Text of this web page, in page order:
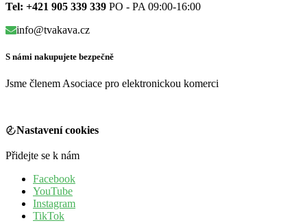
Tel: +421 905 339 339 PO - PA 09:00-16:00
info@tvakava.cz
S námi nakupujete bezpečně
Jsme členem Asociace pro elektronickou komerci
Nastavení cookies
Přidejte se k nám
Facebook
YouTube
Instagram
TikTok